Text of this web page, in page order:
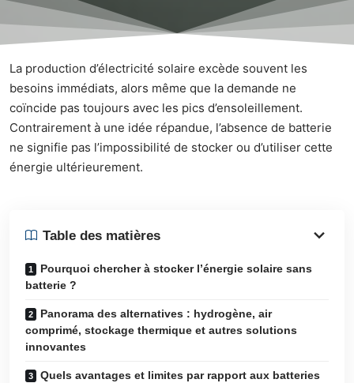
La production d’électricité solaire excède souvent les
besoins immédiats, alors même que la demande ne
coïncide pas toujours avec les pics d’ensoleillement.
Contrairement à une idée répandue, l’absence de batterie
ne signifie pas l’impossibilité de stocker ou d’utiliser cette
énergie ultérieurement.
Table des matières
Pourquoi chercher à stocker l’énergie solaire sans
batterie ?
Panorama des alternatives : hydrogène, air
comprimé, stockage thermique et autres solutions
innovantes
Quels avantages et limites par rapport aux batteries